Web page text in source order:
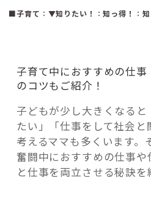
HAREL
「モノ」
fleXe
「ひと」
■子育て ： ▼知りたい！ ：知っ得！ ：
子育て中におすすめの仕
のコツもご紹介！
子どもが少し大きくなる
たい」「仕事をして社会
考えるママも多くいます。
奮闘中におすすめの仕事
と仕事を両立させる秘訣を